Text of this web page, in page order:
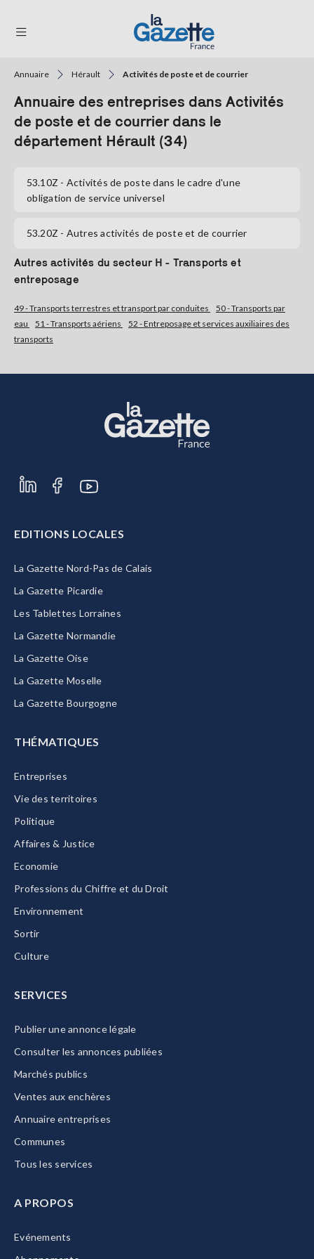
RÉGIONS
FORMATS
TENDANCES
GAZETTE
connecter
S'abonner
Annuaire Hérault Activités de poste et de courrier
Annuaire des entreprises dans Activités
de poste et de courrier dans le
département Hérault (34)
53.10Z - Activités de poste dans le cadre d'une
obligation de service universel
53.20Z - Autres activités de poste et de courrier
Autres activités du secteur H - Transports et
entreposage
49 - Transports terrestres et transport par conduites
50 - Transports par
eau
51 - Transports aériens
52 - Entreposage et services auxiliaires des
transports
EDITIONS LOCALES
La Gazette Nord-Pas de Calais
La Gazette Picardie
Les Tablettes Lorraines
La Gazette Normandie
La Gazette Oise
La Gazette Moselle
La Gazette Bourgogne
THÉMATIQUES
Entreprises
Vie des territoires
Politique
Affaires & Justice
Economie
Professions du Chiffre et du Droit
Environnement
Sortir
Culture
SERVICES
Publier une annonce légale
Consulter les annonces publiées
Marchés publics
Ventes aux enchères
Annuaire entreprises
Communes
Tous les services
A PROPOS
Evénements